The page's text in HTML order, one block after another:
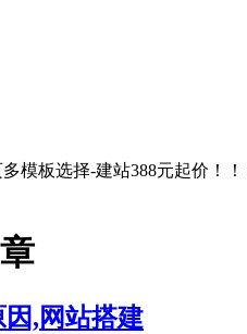
模板选择-建站388元起价！！
,网站搭建